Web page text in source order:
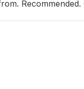
Recommended.